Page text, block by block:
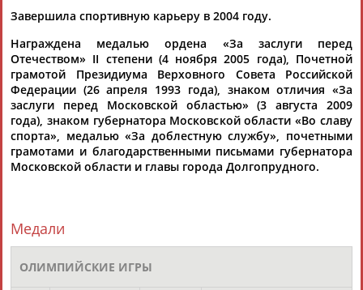
ТАБЛО АКТИВНОСТИ
ЦЕЛИ ПРОЕКТА КОНТАКТЫ НАШИ КНОПКИ РЕКЛАМА
© Стадион, 1998-2026
Подпишись
Завершила спортивную карьеру в 2004 году.
Награждена медалью ордена «За заслуги перед
Отечеством» II степени (4 ноября 2005 года), Почетной
грамотой Президиума Верховного Совета Российской
Федерации (26 апреля 1993 года), знаком отличия «За
заслуги перед Московской областью» (3 августа 2009
года), знаком губернатора Московской области «Во славу
спорта», медалью «За доблестную службу», почетными
грамотами и благодарственными письмами губернатора
Московской области и главы города Долгопрудного.
Медали
ОЛИМПИЙСКИЕ ИГРЫ